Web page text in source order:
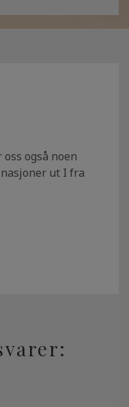
også noen
ut I fra